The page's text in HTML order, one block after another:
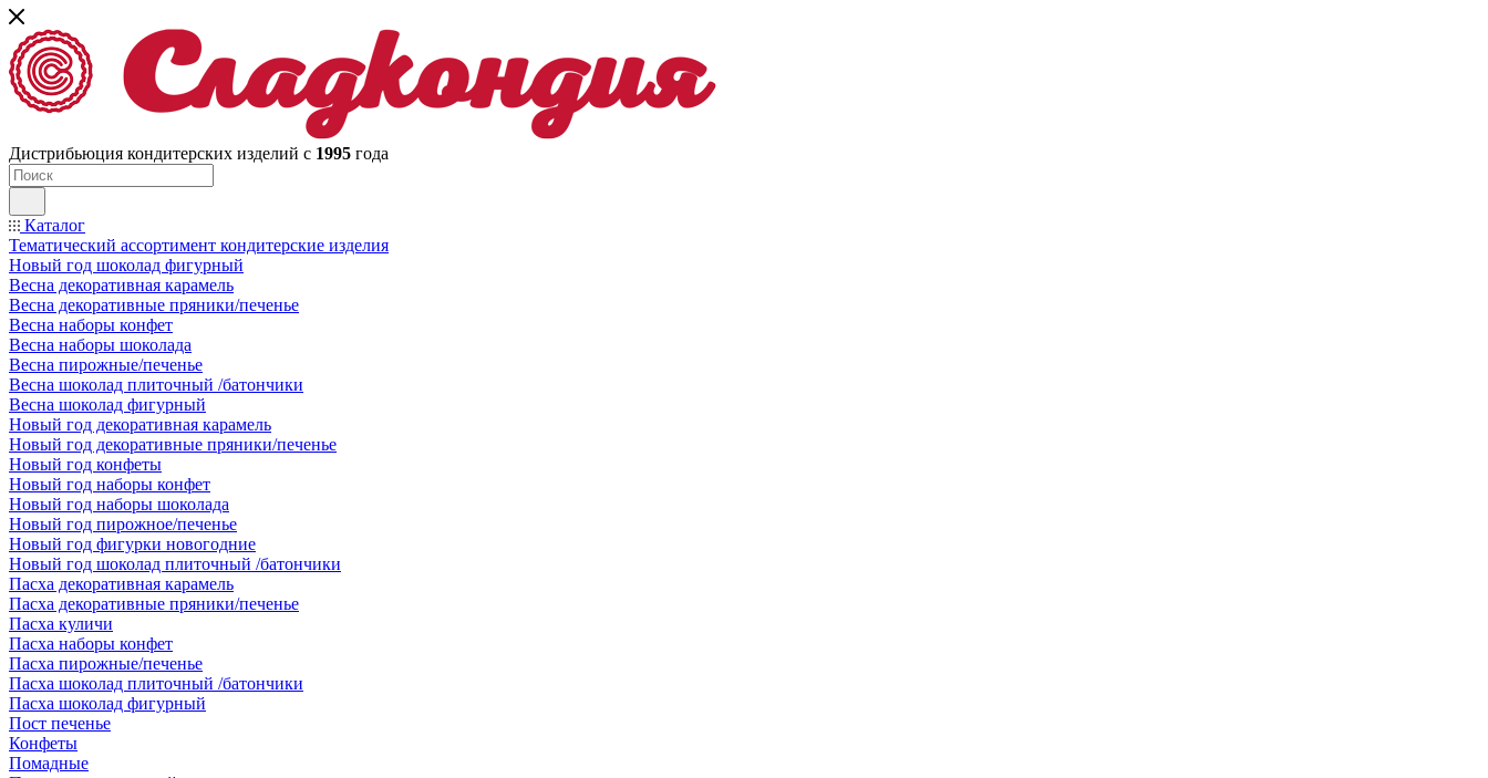
Дистрибьюция кондитерских изделий с 1995 года
Каталог
Тематический ассортимент кондитерские изделия
Новый год шоколад фигурный
Весна декоративная карамель
Весна декоративные пряники/печенье
Весна наборы конфет
Весна наборы шоколада
Весна пирожные/печенье
Весна шоколад плиточный /батончики
Весна шоколад фигурный
Новый год декоративная карамель
Новый год декоративные пряники/печенье
Новый год конфеты
Новый год наборы конфет
Новый год наборы шоколада
Новый год пирожное/печенье
Новый год фигурки новогодние
Новый год шоколад плиточный /батончики
Пасха декоративная карамель
Пасха декоративные пряники/печенье
Пасха куличи
Пасха наборы конфет
Пасха пирожные/печенье
Пасха шоколад плиточный /батончики
Пасха шоколад фигурный
Пост печенье
Конфеты
Помадные